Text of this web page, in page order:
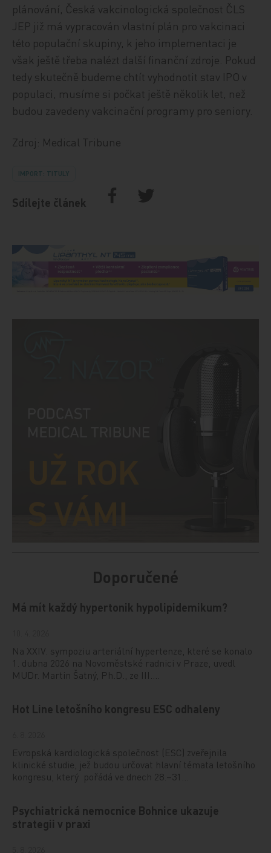
plánování, Česká vakcinologická společnost ČLS
JEP již má vypracován vlastní plán pro vakcinaci
této populační skupiny, k jeho implementaci je
však ještě třeba nalézt další finanční zdroje. Pokud
tedy skutečně budeme chtít vyhodnotit stav IPO v
populaci, musíme si počkat ještě několik let, než
budou zavedeny vakcinační programy pro seniory.
Zdroj: Medical Tribune
IMPORT: TITULY
Sdílejte článek
Doporučené
Má mít každý hypertonik hypolipidemikum?
Na XXIV. sympoziu arteriální hypertenze, které se konalo
1. dubna 2026 na Novoměstské radnici v Praze, uvedl
MUDr. Martin Šatný, Ph.D., ze III.…
Hot Line letošního kongresu ESC odhaleny
Evropská kardiologická společnost (ESC) zveřejnila
klinické studie, jež budou určovat hlavní témata letošního
kongresu, který pořádá ve dnech 28.–31…
Psychiatrická nemocnice Bohnice ukazuje
strategii v praxi